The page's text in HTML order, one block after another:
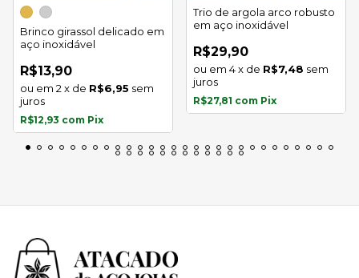
Brinco girassol delicado em
aço inoxidável
R$13,90
2 x de R$6,95 sem
juros
R$12,93 com Pix
Trio de argola arco robusto
em aço inoxidável
R$29,90
4x de R$7,48 sem
juros
R$27,81 com Pix